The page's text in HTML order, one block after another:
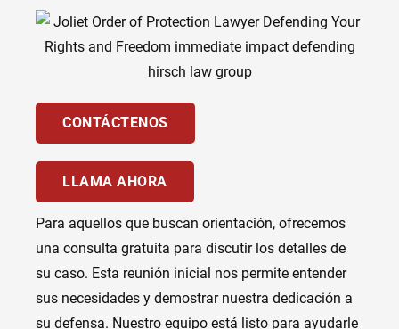
CONTÁCTENOS
LLAMA AHORA
Para aquellos que buscan orientación, ofrecemos
una consulta gratuita para discutir los detalles de
su caso. Esta reunión inicial nos permite entender
sus necesidades y demostrar nuestra dedicación a
su defensa. Nuestro equipo está listo para ayudarle